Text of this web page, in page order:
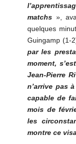
matchs »,
quelques
Guingamp (1-
par les
moment,
Jean-Pierre
n’arrive pas
capable de
mois de
les
montre ce